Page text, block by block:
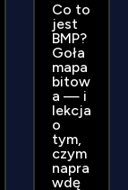
Co to
jest
BMP?
Goła
mapa
bitow
a — i
lekcja
o
tym,
czym
napra
wdę